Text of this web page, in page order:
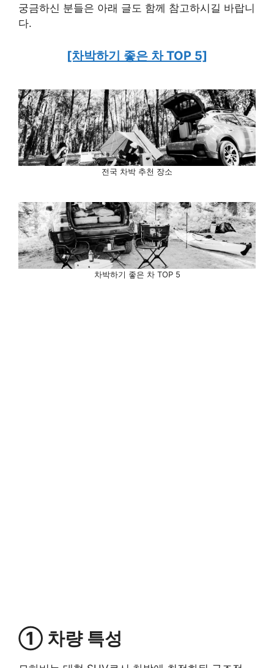
궁금하신 분들은 아래 글도 함께 참고하시길 바랍니
다.
[차박하기 좋은 차 TOP 5]
전국 차박 추천 장소
차박하기 좋은 차 TOP 5
① 차량 특성